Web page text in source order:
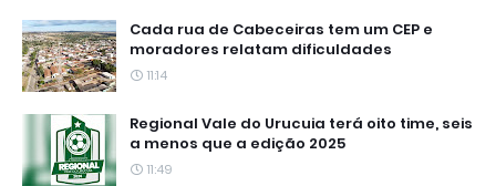
Cada rua de Cabeceiras tem um CEP e
moradores relatam dificuldades
11:14
Regional Vale do Urucuia terá oito time, seis
a menos que a edição 2025
11:49